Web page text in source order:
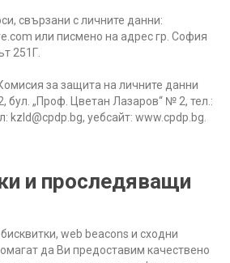
свързани с личните данни:
или писмено на адрес гр. София
251Г.
за защита на личните данни
бул. „Проф. Цветан Лазаров“ № 2, тел.:
kzld@cpdp.bg, уебсайт: www.cpdp.bg.
и проследяващи
web beacons и сходни
да Ви предоставим качествено